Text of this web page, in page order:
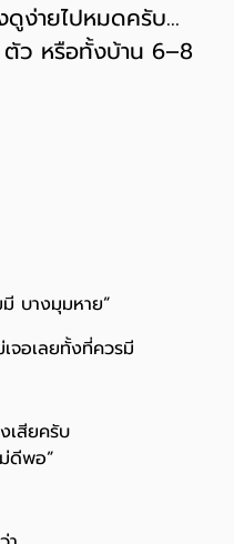
ง่ายไปหมดครับ…
ว หรือทั้งบ้าน 6–8
บางมุมหาย”
จอเลยทั้งที่ควรมี
เสียครับ
ดีพอ”